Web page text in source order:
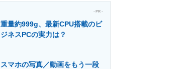
マーケ×ITの今がよく分かる
- PR -
重量約999g、最新CPU搭載のビ
ジネスPCの実力は？
スマホの写真／動画をもう一段